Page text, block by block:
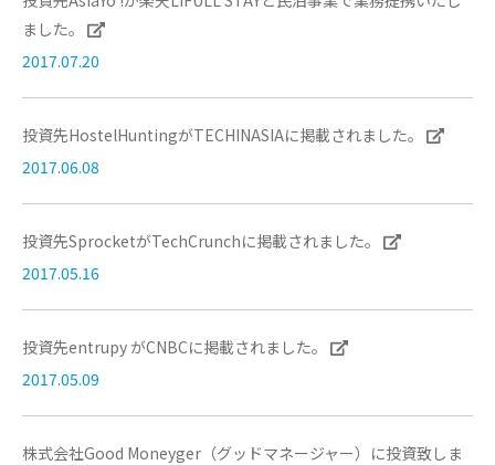
ました。
2017.07.20
投資先HostelHuntingがTECHINASIAに掲載されました。
2017.06.08
投資先SprocketがTechCrunchに掲載されました。
2017.05.16
投資先entrupy がCNBCに掲載されました。
2017.05.09
株式会社Good Moneyger（グッドマネージャー）に投資致しま